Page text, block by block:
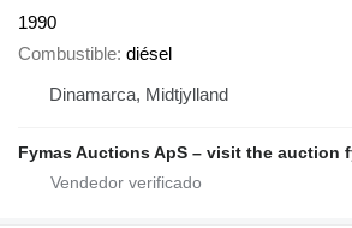
1990
Combustible diésel
Dinamarca, Midtjylland